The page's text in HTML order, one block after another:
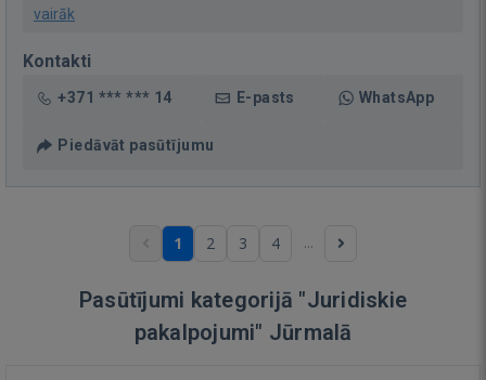
vairāk
Kontakti
+371 *** *** 14 E-pasts WhatsApp
Piedāvāt pasūtījumu
1 2 3 4 ...
Pasūtījumi kategorijā "Juridiskie
pakalpojumi" Jūrmalā